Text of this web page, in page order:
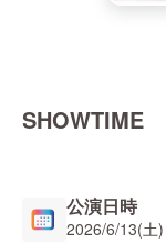
SHOWTIME
公演日時
2026/6/13(土)